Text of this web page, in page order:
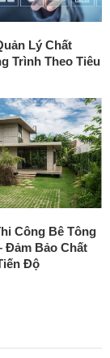
Lý Chất
Trình Theo Tiêu
Công Bê Tông
Đảm Bảo Chất
Độ